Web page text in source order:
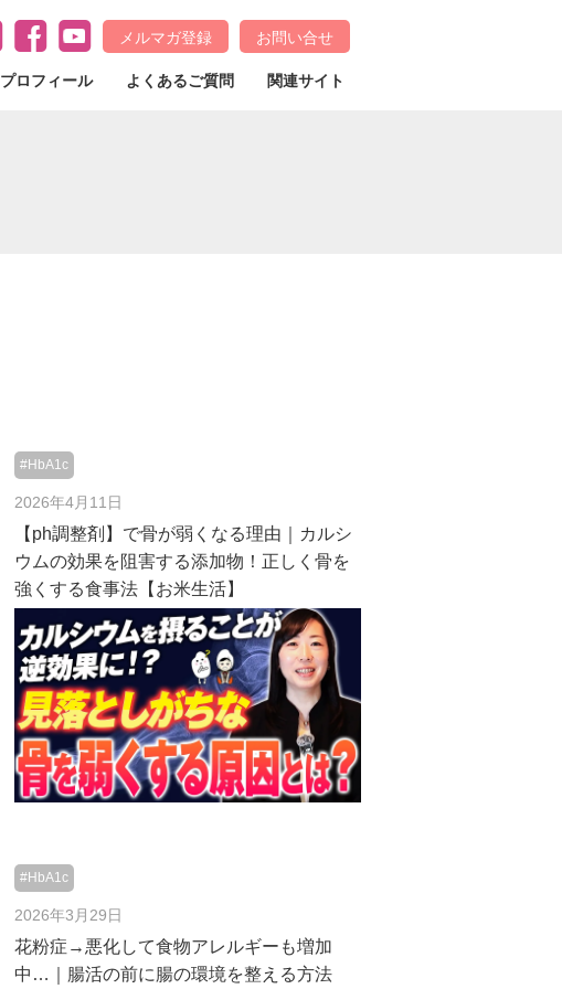
メルマガ登録 お問い合せ
プロフィール よくあるご質問 関連サイト
#HbA1c
2026年4月11日
【ph調整剤】で骨が弱くなる理由｜カルシ
ウムの効果を阻害する添加物！正しく骨を
強くする食事法【お米生活】
#HbA1c
2026年3月29日
花粉症→悪化して食物アレルギーも増加
中…｜腸活の前に腸の環境を整える方法